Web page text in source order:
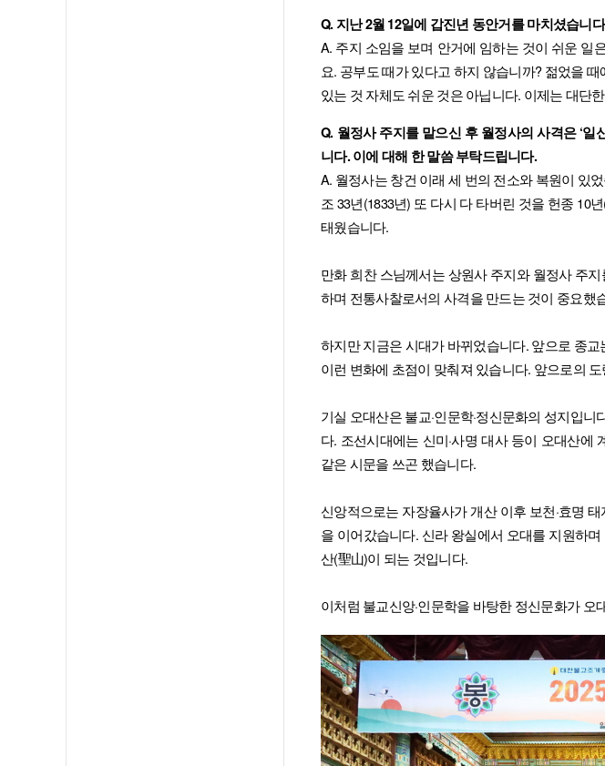
Q. 지난 2월 12일에 갑진년 동안거를 마치셨습니
A. 주지 소임을 보며 안거에 임하는 것이 쉬운 일
요. 공부도 때가 있다고 하지 않습니까? 젊었을
있는 것 자체도 쉬운 것은 아닙니다. 이제는 대단
Q. 월정사 주지를 맡으신 후 월정사의 사격은 ‘
니다. 이에 대해 한 말씀 부탁드립니다.
A. 월정사는 창건 이래 세 번의 전소와 복원이 있
조 33년(1833년) 또 다시 다 타버린 것을 헌종 10
태웠습니다.
만화 희찬 스님께서는 상원사 주지와 월정사 주
하며 전통사찰로서의 사격을 만드는 것이 중요했
하지만 지금은 시대가 바뀌었습니다. 앞으로 종교
이런 변화에 초점이 맞춰져 있습니다. 앞으로의
기실 오대산은 불교·인문학·정신문화의 성지입
다. 조선시대에는 신미·사명 대사 등이 오대산
같은 시문을 쓰곤 했습니다.
신앙적으로는 자장율사가 개산 이후 보천·효명
을 이어갔습니다. 신라 왕실에서 오대를 지원하
산(聖山)이 되는 것입니다.
이처럼 불교신앙·인문학을 바탕한 정신문화가